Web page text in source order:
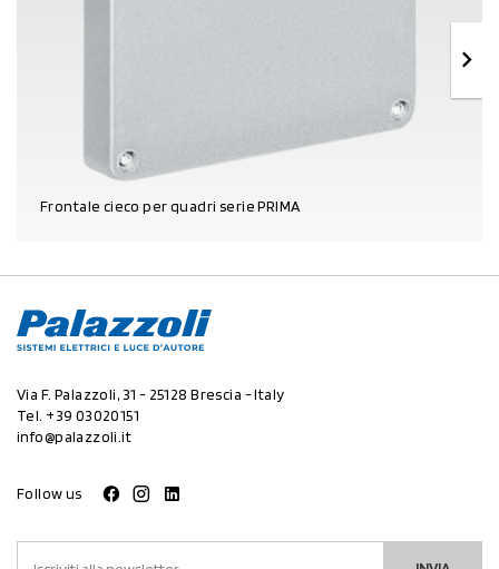
Frontale cieco per quadri serie PRIMA
Via F. Palazzoli, 31 - 25128 Brescia - Italy
Tel. +39 03020151
info@palazzoli.it
Follow us